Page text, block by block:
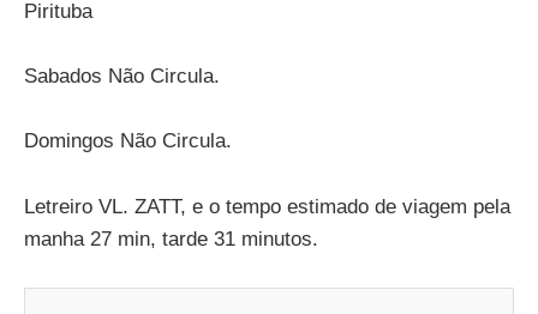
Pirituba
Sabados Não Circula.
Domingos Não Circula.
Letreiro VL. ZATT, e o tempo estimado de viagem pela
manha 27 min, tarde 31 minutos.